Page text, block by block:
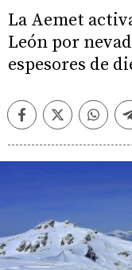
La Aemet
León por
espesores de
FacebookTwitter